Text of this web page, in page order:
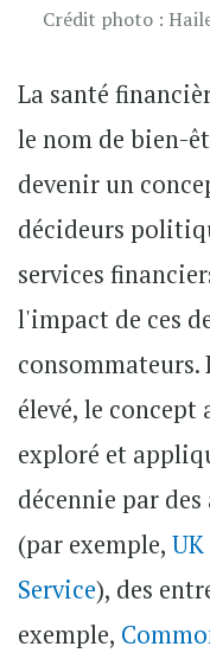
Crédit photo :
La santé
le nom de bien-
devenir un
décideurs
services
l'impact de ces
consommateurs.
élevé, le
exploré et
décennie par
(par exemple,
Service), des
exemple,